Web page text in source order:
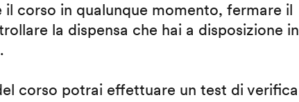
il corso in qualunque momento, fermare il
la dispensa che hai a disposizione in
corso potrai effettuare un test di verifica